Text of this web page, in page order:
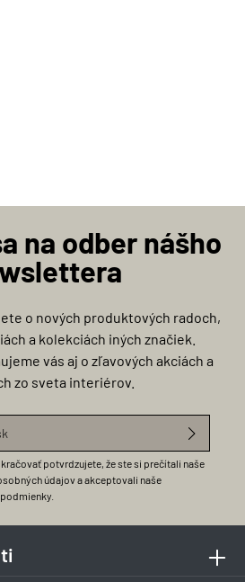
na odber nášho
o nových produktových radoch,
a kolekciách iných značiek.
vás aj o zľavových akciách a
zo sveta interiérov.
potvrdzujete, že ste si prečítali naše
údajova akceptovali naše